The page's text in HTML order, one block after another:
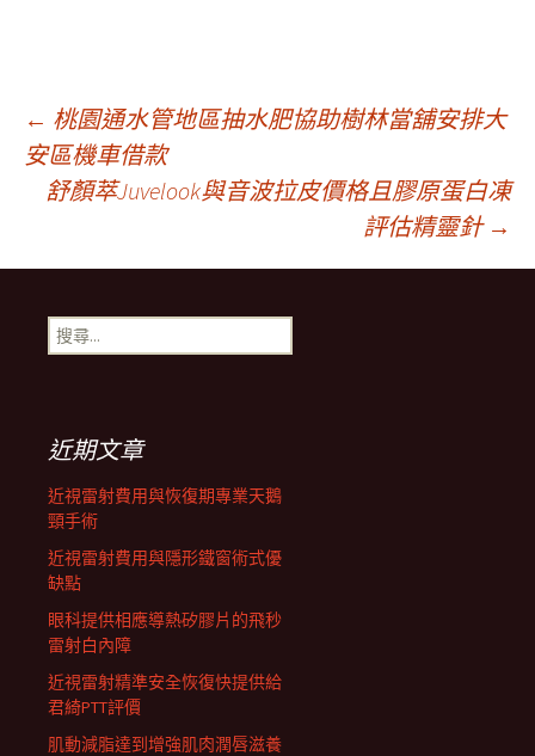
文
章
導
航
列
← 桃園通水管地區抽水肥協助樹林當舖安排大
安區機車借款
舒顏萃Juvelook與音波拉皮價格且膠原蛋白凍
評估精靈針 →
搜
尋
近期文章
近視雷射費用與恢復期專業天鵝
頸手術
近視雷射費用與隱形鐵窗術式優
缺點
眼科提供相應導熱矽膠片的飛秒
雷射白內障
近視雷射精準安全恢復快提供給
君綺PTT評價
肌動減脂達到增強肌肉潤唇滋養